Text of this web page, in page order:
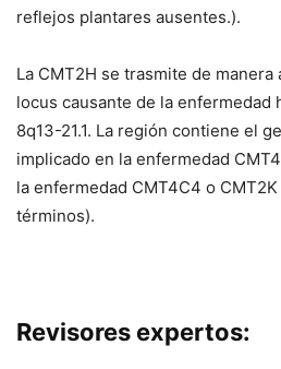
reflejos plantares ausentes.).
La CMT2H se trasmite de
locus causante de la enfermedad
8q13-21.1. La región contiene el
implicado en la enfermedad
la enfermedad CMT4C4 o
términos).
Revisores expertos: